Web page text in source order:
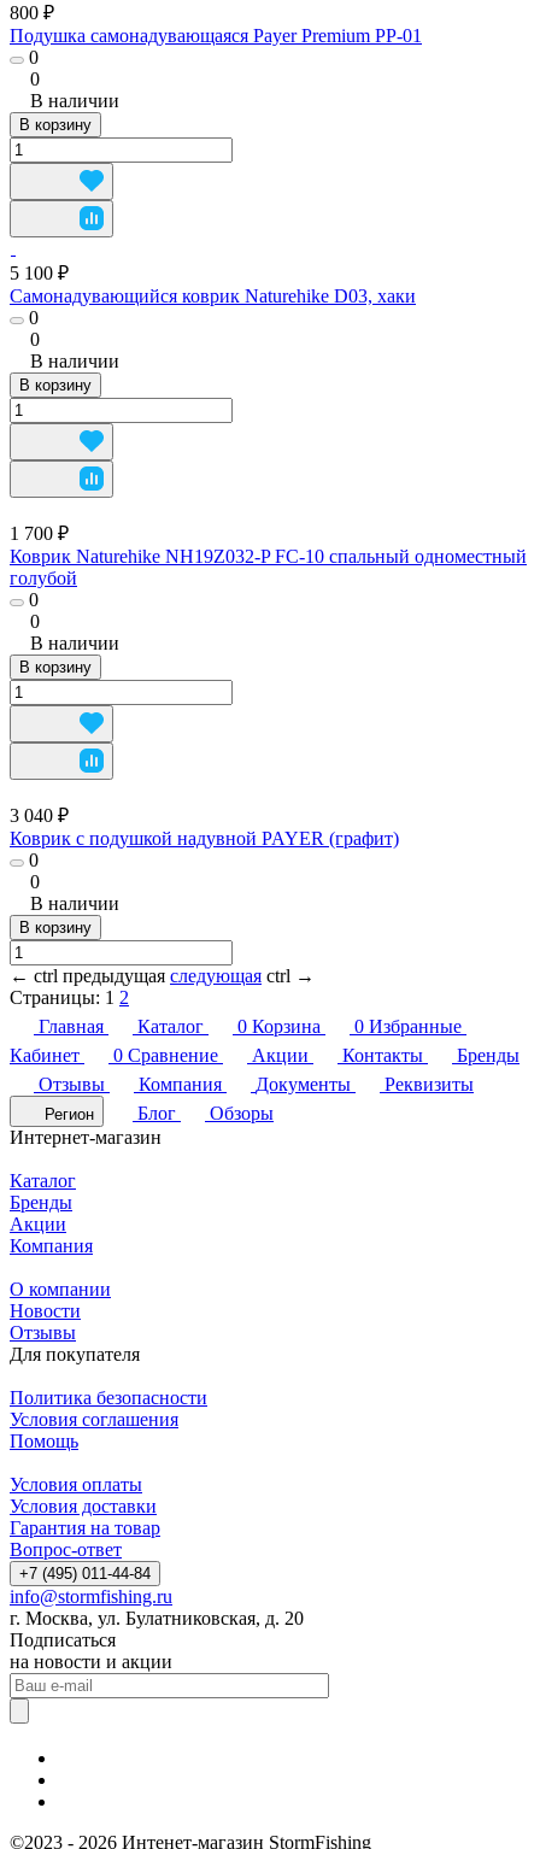
800 ₽
Подушка самонадувающаяся Payer Premium PP-01
0
0
В наличии
В корзину
5 100 ₽
Самонадувающийся коврик Naturehike D03, хаки
0
0
В наличии
В корзину
1 700 ₽
Коврик Naturehike NH19Z032-P FC-10 спальный одноместный
голубой
0
0
В наличии
В корзину
3 040 ₽
Коврик с подушкой надувной PAYER (графит)
0
0
В наличии
В корзину
← ctrl предыдущая следующая ctrl →
Страницы: 1 2
Главная
Каталог 0 Корзина 0 Избранные
Кабинет
0 Сравнение Акции Контакты
Бренды
Отзывы
Компания Документы Реквизиты
Регион Блог
Обзоры
Интернет-магазин
Каталог
Бренды
Акции
Компания
О компании
Новости
Отзывы
Для покупателя
Политика безопасности
Условия соглашения
Помощь
Условия оплаты
Условия доставки
Гарантия на товар
Вопрос-ответ
+7 (495) 011-44-84
info@stormfishing.ru
г. Москва, ул. Булатниковская, д. 20
Подписаться
на новости и акции
©2023 - 2026 Интенет-магазин StormFishing